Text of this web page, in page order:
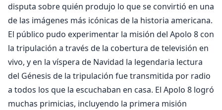
disputa sobre quién produjo lo que se convirtió en una
de las imágenes más icónicas de la historia americana.
El público pudo experimentar la misión del Apolo 8 con
la tripulación a través de la cobertura de televisión en
vivo, y en la víspera de Navidad la legendaria lectura
del Génesis de la tripulación fue transmitida por radio
a todos los que la escuchaban en casa. El Apolo 8 logró
muchas primicias, incluyendo la primera misión